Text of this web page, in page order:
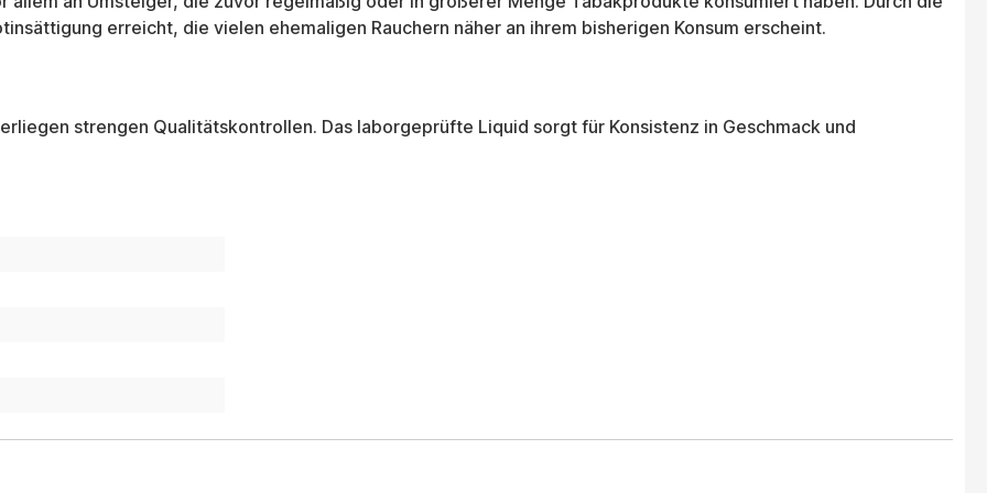
erreicht, die vielen ehemaligen Rauchern näher an ihrem bisherigen Konsum erscheint.
strengen Qualitätskontrollen. Das laborgeprüfte Liquid sorgt für Konsistenz in Geschmack und